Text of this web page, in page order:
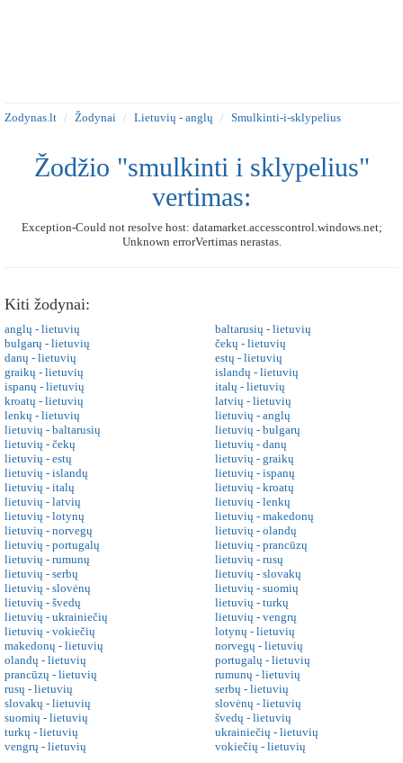
Zodynas.lt Žodynai Lietuvių - anglų Smulkinti-i-sklypelius
Žodžio "smulkinti i sklypelius"
vertimas:
Exception-Could not resolve host: datamarket.accesscontrol.windows.net;
Unknown errorVertimas nerastas.
Kiti žodynai:
anglų - lietuvių
baltarusių - lietuvių
bulgarų - lietuvių
čekų - lietuvių
danų - lietuvių
estų - lietuvių
graikų - lietuvių
islandų - lietuvių
ispanų - lietuvių
italų - lietuvių
kroatų - lietuvių
latvių - lietuvių
lenkų - lietuvių
lietuvių - anglų
lietuvių - baltarusių
lietuvių - bulgarų
lietuvių - čekų
lietuvių - danų
lietuvių - estų
lietuvių - graikų
lietuvių - islandų
lietuvių - ispanų
lietuvių - italų
lietuvių - kroatų
lietuvių - latvių
lietuvių - lenkų
lietuvių - lotynų
lietuvių - makedonų
lietuvių - norvegų
lietuvių - olandų
lietuvių - portugalų
lietuvių - prancūzų
lietuvių - rumunų
lietuvių - rusų
lietuvių - serbų
lietuvių - slovakų
lietuvių - slovėnų
lietuvių - suomių
lietuvių - švedų
lietuvių - turkų
lietuvių - ukrainiečių
lietuvių - vengrų
lietuvių - vokiečių
lotynų - lietuvių
makedonų - lietuvių
norvegų - lietuvių
olandų - lietuvių
portugalų - lietuvių
prancūzų - lietuvių
rumunų - lietuvių
rusų - lietuvių
serbų - lietuvių
slovakų - lietuvių
slovėnų - lietuvių
suomių - lietuvių
švedų - lietuvių
turkų - lietuvių
ukrainiečių - lietuvių
vengrų - lietuvių
vokiečių - lietuvių